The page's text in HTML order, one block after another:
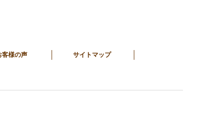
客様の声 サイトマップ